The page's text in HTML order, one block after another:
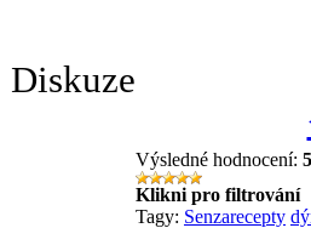
Diskuze
Výsledné hodnocení: 5
Klikni pro filtrování
Tagy: Senzarecepty